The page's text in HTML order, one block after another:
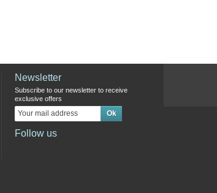
Newsletter
Subscribe to our newsletter to receive
exclusive offers
Follow us